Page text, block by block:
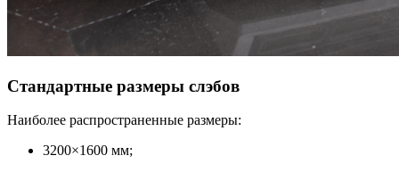
Стандартные размеры слэбов
Наиболее распространенные размеры:
3200×1600 мм;